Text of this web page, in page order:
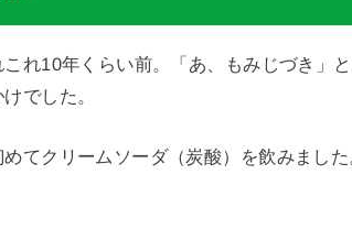
れ10年くらい前。「あ、もみじづき」
でした。
てクリームソーダ（炭酸）を飲みました